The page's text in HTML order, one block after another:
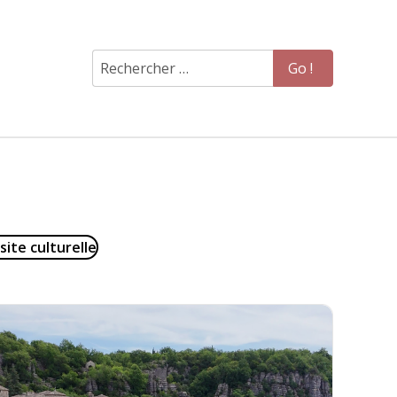
Go !
par
culturelle